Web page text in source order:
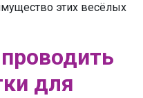
этих весёлых
для